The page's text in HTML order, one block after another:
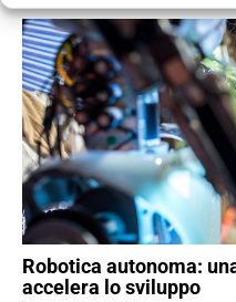
Robotica autonoma:
accelera lo sviluppo